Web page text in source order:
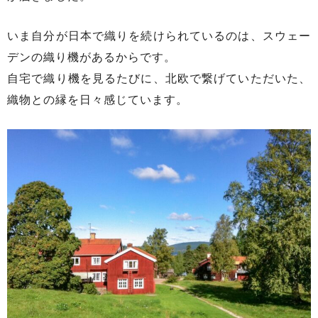
いま自分が日本で織りを続けられているのは、スウェー
デンの織り機があるからです。
自宅で織り機を見るたびに、北欧で繋げていただいた、
織物との縁を日々感じています。